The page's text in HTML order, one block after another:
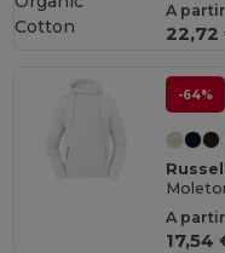
A
22,72
Cotton
-64%
A
17,54